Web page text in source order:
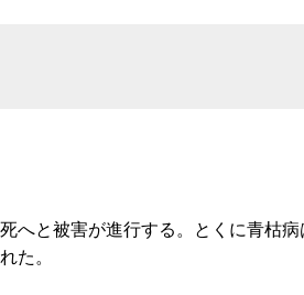
へと被害が進行する。とくに青枯
た。